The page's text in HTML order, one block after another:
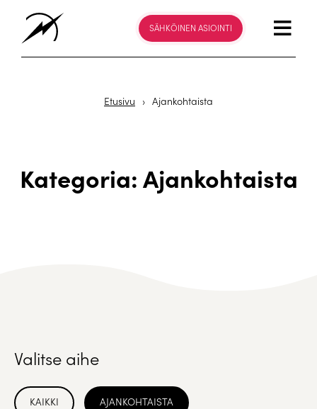
SÄHKÖINEN ASIOINTI
Etusivu › Ajankohtaista
Kategoria: Ajankohtaista
Valitse aihe
KAIKKI AJANKOHTAISTA